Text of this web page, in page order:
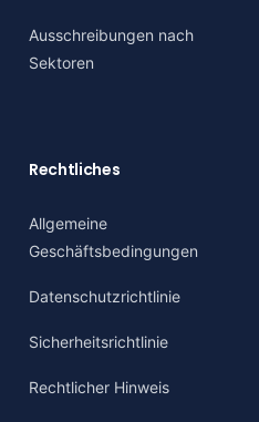
Ausschreibungen nach
Sektoren
Rechtliches
Allgemeine
Geschäftsbedingungen
Datenschutzrichtlinie
Sicherheitsrichtlinie
Rechtlicher Hinweis